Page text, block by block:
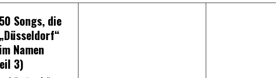
50 Songs, die
„Düsseldorf“
im Namen
3)